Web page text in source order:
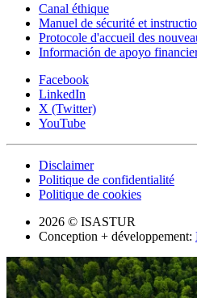
Canal éthique
Manuel de sécurité et
Protocole d'accueil des
Información de apoyo
Facebook
LinkedIn
X (Twitter)
YouTube
Disclaimer
Politique de confidentialité
Politique de cookies
2026 © ISASTUR
Conception + développement: